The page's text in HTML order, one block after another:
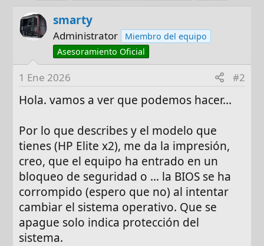
smarty
Administrator
Miembro del equipo
Asesoramiento Oficial
1 Ene 2026 #2
Hola. vamos a ver que podemos hacer...
Por lo que describes y el modelo que
tienes (HP Elite x2), me da la impresión,
creo, que el equipo ha entrado en un
bloqueo de seguridad o ... la BIOS se ha
corrompido (espero que no) al intentar
cambiar el sistema operativo. Que se
apague solo indica protección del
sistema.